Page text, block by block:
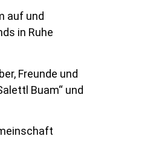
auf und
in Ruhe
Freunde und
Buam“ und